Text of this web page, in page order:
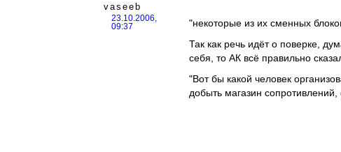
vaseeb
23.10.2006,
09:37
"некоторые из их сменных
Так как речь идёт о поверке,
себя, то АК всё правильно
"Вот бы какой человек
добыть магазин